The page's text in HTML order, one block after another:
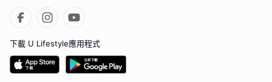
下載 U Lifestyle應用程式